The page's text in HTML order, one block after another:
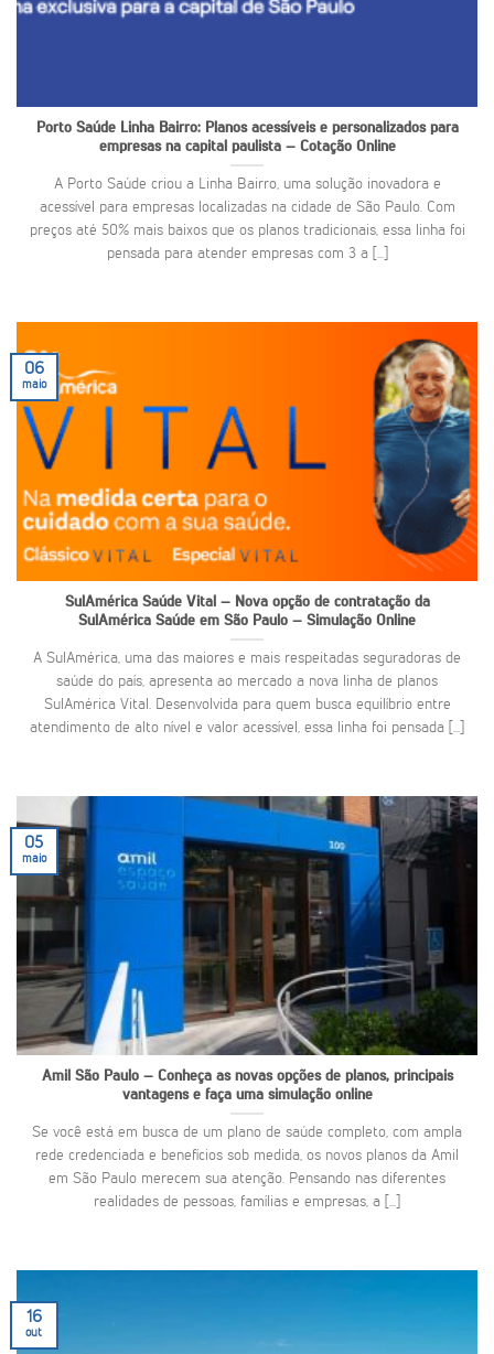
Porto Saúde Linha Bairro: Planos acessíveis e personalizados para
empresas na capital paulista – Cotação Online
A Porto Saúde criou a Linha Bairro, uma solução inovadora e
acessível para empresas localizadas na cidade de São Paulo. Com
preços até 50% mais baixos que os planos tradicionais, essa linha foi
pensada para atender empresas com 3 a [...]
SulAmérica Saúde Vital – Nova opção de contratação da
SulAmérica Saúde em São Paulo – Simulação Online
A SulAmérica, uma das maiores e mais respeitadas seguradoras de
saúde do país, apresenta ao mercado a nova linha de planos
SulAmérica Vital. Desenvolvida para quem busca equilíbrio entre
atendimento de alto nível e valor acessível, essa linha foi pensada [...]
06
maio
Amil São Paulo – Conheça as novas opções de planos, principais
vantagens e faça uma simulação online
Se você está em busca de um plano de saúde completo, com ampla
rede credenciada e benefícios sob medida, os novos planos da Amil
em São Paulo merecem sua atenção. Pensando nas diferentes
realidades de pessoas, famílias e empresas, a [...]
05
maio
16
out